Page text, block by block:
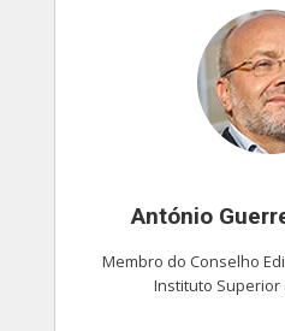
António
Membro do Conselho
Instituto Superior